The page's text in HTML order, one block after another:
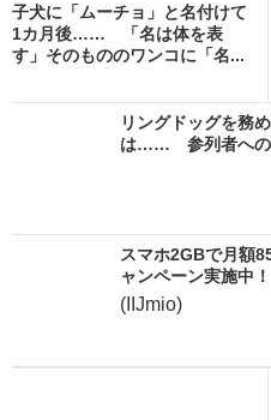
子犬に「ムーチョ」と名付けて
1カ月後…… 「名は体を表
す」そのもののワンコに「名...
リングドッグを務
は…… 参列者への
スマホ2GBで月額
ャンペーン実施中！
(IIJmio)